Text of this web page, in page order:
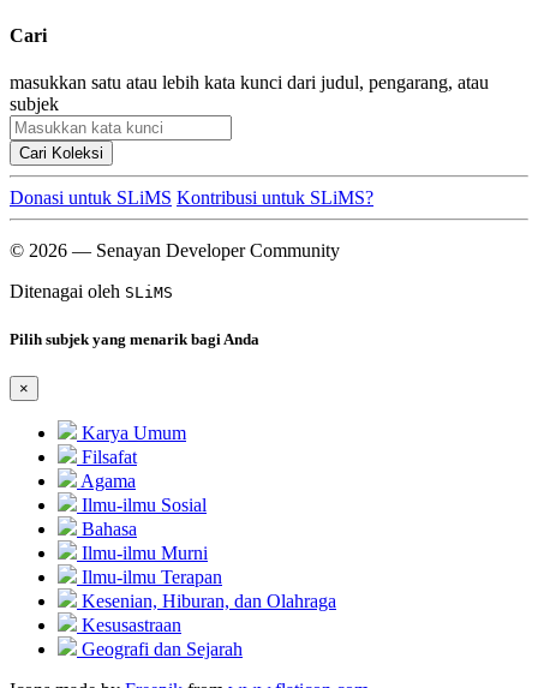
Cari
masukkan satu atau lebih kata kunci dari judul, pengarang, atau
subjek
Cari Koleksi
Donasi untuk SLiMS Kontribusi untuk SLiMS?
© 2026 — Senayan Developer Community
Ditenagai oleh SLiMS
Pilih subjek yang menarik bagi Anda
×
Karya Umum
Filsafat
Agama
Ilmu-ilmu Sosial
Bahasa
Ilmu-ilmu Murni
Ilmu-ilmu Terapan
Kesenian, Hiburan, dan Olahraga
Kesusastraan
Geografi dan Sejarah